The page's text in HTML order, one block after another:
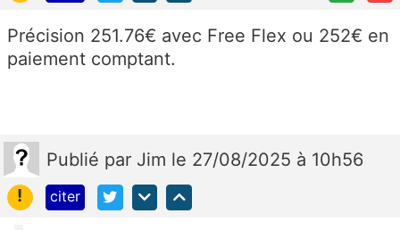
Précision 251.76€ avec Free Flex ou 252€ en
paiement comptant.
Publié par Jim le 27/08/2025 à 10h56
!
citer